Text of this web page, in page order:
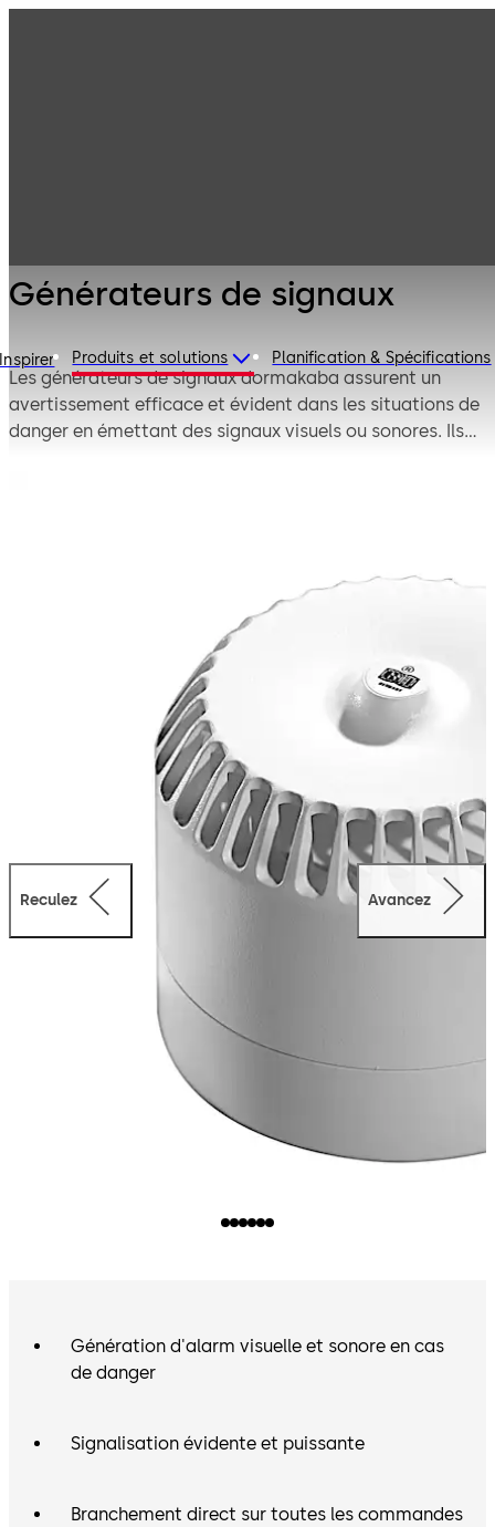
Inspirer Produits et solutions Planification & Spécifications
Générateurs de signaux
Les générateurs de signaux dormakaba assurent un
avertissement efficace et évident dans les situations de
danger en émettant des signaux visuels ou sonores. Ils
Reculez Avancez
Génération d'alarm visuelle et sonore en cas
de danger
Signalisation évidente et puissante
Branchement direct sur toutes les commandes